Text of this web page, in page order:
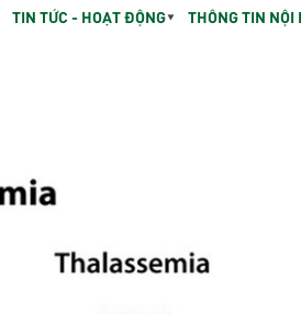
TIN TỨC - HOẠT ĐỘNG THÔNG TIN NỘI